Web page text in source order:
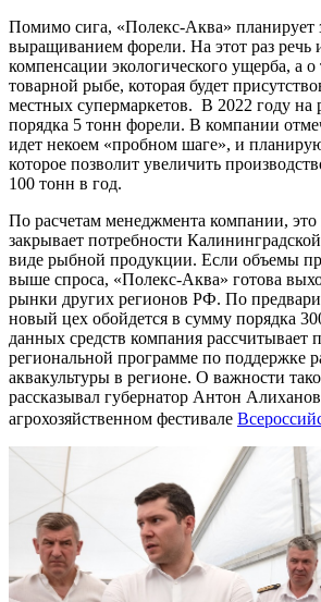
Помимо сига, «Полекс-Аква» планирует
выращиванием форели. На этот раз речь
компенсации экологического ущерба, а
товарной рыбе, которая будет
местных супермаркетов. В 2022 году на
порядка 5 тонн форели. В компании
идет некоем «пробном шаге», и
которое позволит увеличить
100 тонн в год.
По расчетам менеджмента компании,
закрывает потребности
виде рыбной продукции. Если объемы
выше спроса, «Полекс-Аква» готова
рынки других регионов РФ. По
новый цех обойдется в сумму порядка
данных средств компания рассчитывает
региональной программе по поддержке
аквакультуры в регионе. О важности
рассказывал губернатор Антон
агрохозяйственном фестивале